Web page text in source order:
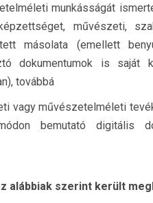
munkásságát
művészeti,
másolata (emellett
dokumentumok is saját
továbbá
vagy művészetelméleti
bemutató digitális
alábbiak szerint került